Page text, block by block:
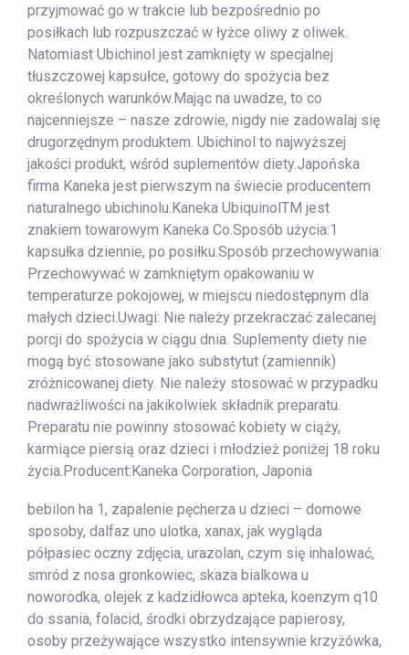
przyjmować go w trakcie lub bezpośrednio po
posiłkach lub rozpuszczać w łyżce oliwy z oliwek.
Natomiast Ubichinol jest zamknięty w specjalnej
tłuszczowej kapsułce, gotowy do spożycia bez
określonych warunków.Mając na uwadze, to co
najcenniejsze – nasze zdrowie, nigdy nie zadowalaj się
drugorzędnym produktem. Ubichinol to najwyższej
jakości produkt, wśród suplementów diety.Japońska
firma Kaneka jest pierwszym na świecie producentem
naturalnego ubichinolu.Kaneka UbiquinolTM jest
znakiem towarowym Kaneka Co.Sposób użycia:1
kapsułka dziennie, po posiłku.Sposób przechowywania:
Przechowywać w zamkniętym opakowaniu w
temperaturze pokojowej, w miejscu niedostępnym dla
małych dzieci.Uwagi: Nie należy przekraczać zalecanej
porcji do spożycia w ciągu dnia. Suplementy diety nie
mogą być stosowane jako substytut (zamiennik)
zróżnicowanej diety. Nie należy stosować w przypadku
nadwrażliwości na jakikolwiek składnik preparatu.
Preparatu nie powinny stosować kobiety w ciąży,
karmiące piersią oraz dzieci i młodzież poniżej 18 roku
życia.Producent:Kaneka Corporation, Japonia
bebilon ha 1, zapalenie pęcherza u dzieci – domowe
sposoby, dalfaz uno ulotka, xanax, jak wygląda
półpasiec oczny zdjęcia, urazolan, czym się inhalować,
smród z nosa gronkowiec, skaza bialkowa u
noworodka, olejek z kadzidłowca apteka, koenzym q10
do ssania, folacid, środki obrzydzające papierosy,
osoby przeżywające wszystko intensywnie krzyżówka,